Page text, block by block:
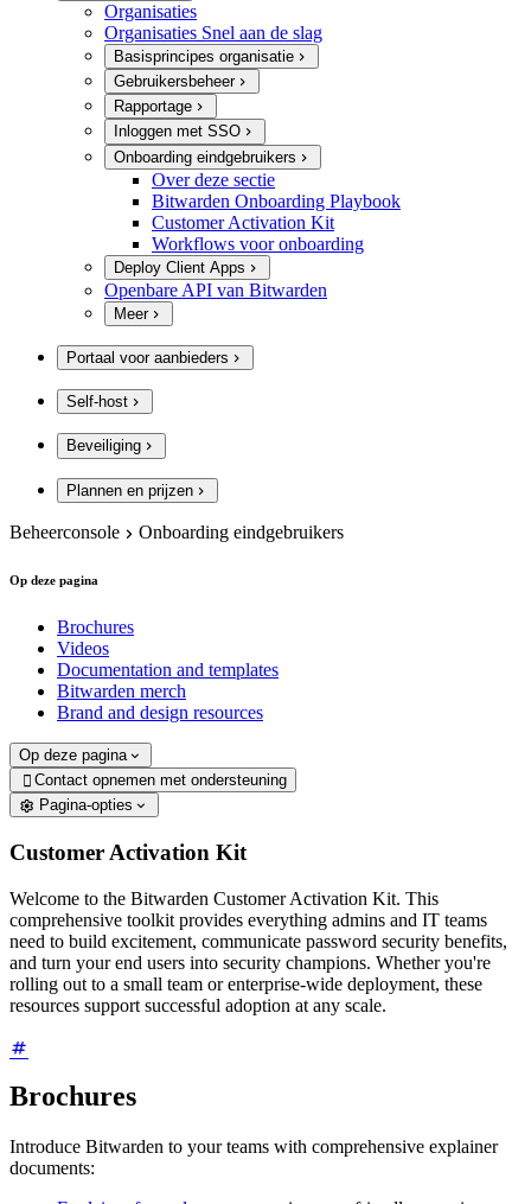
Organisaties
Organisaties Snel aan de slag
Basisprincipes organisatie
Gebruikersbeheer
Rapportage
Inloggen met SSO
Onboarding eindgebruikers
Over deze sectie
Bitwarden Onboarding Playbook
Customer Activation Kit
Workflows voor onboarding
Deploy Client Apps
Openbare API van Bitwarden
Meer
Portaal voor aanbieders
Self-host
Beveiliging
Plannen en prijzen
Beheerconsole Onboarding eindgebruikers
Op deze pagina
Brochures
Videos
Documentation and templates
Bitwarden merch
Brand and design resources
Op deze pagina
 Contact opnemen met ondersteuning
Pagina-opties
Customer Activation Kit
Welcome to the Bitwarden Customer Activation Kit. This
comprehensive toolkit provides everything admins and IT teams
need to build excitement, communicate password security benefits,
and turn your end users into security champions. Whether you're
rolling out to a small team or enterprise-wide deployment, these
resources support successful adoption at any scale.
Brochures
Introduce Bitwarden to your teams with comprehensive explainer
documents: